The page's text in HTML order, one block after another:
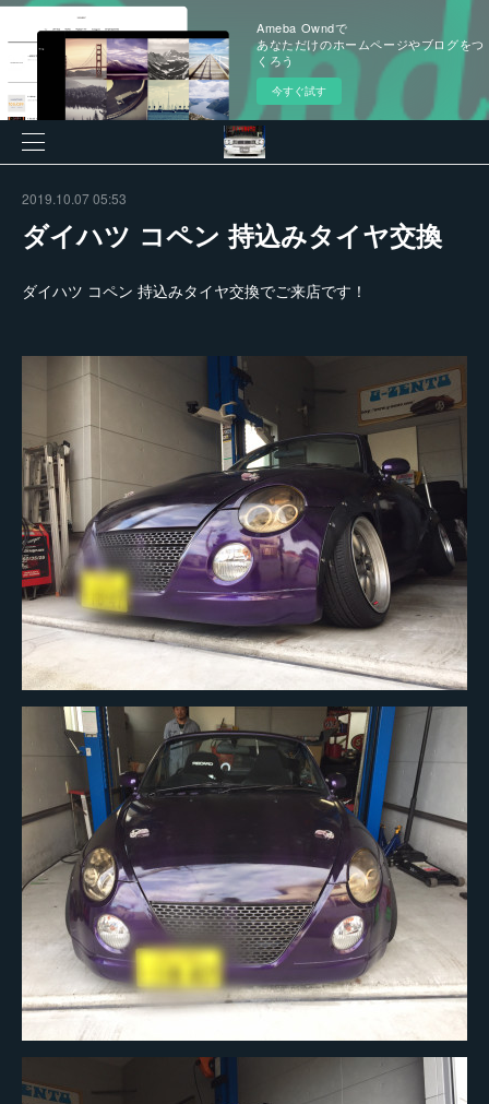
Ameba Owndで
あなただけのホームページやブログをつ
くろう
今すぐ試す
2019.10.07 05:53
ダイハツ コペン 持込みタイヤ交換
ダイハツ コペン 持込みタイヤ交換でご来店です！